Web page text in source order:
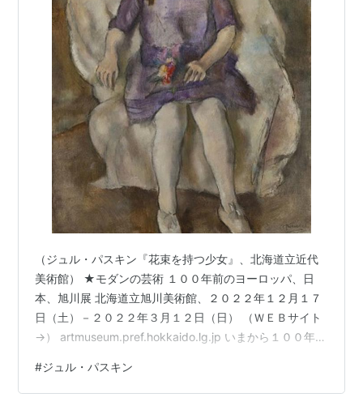
（ジュル・パスキン『花束を持つ少女』、北海道立近代
美術館） ★モダンの芸術 １００年前のヨーロッパ、日
本、旭川展 北海道立旭川美術館、２０２２年１２月１７
日（土）－２０２２年３月１２日（日） （ＷＥＢサイト
→） artmuseum.pref.hokkaido.lg.jp いまから１００年前
この時代、芸術の都として人々を惹きつけていたパリで
は、美術のみならず、音楽、文学、映画、工芸など、様
#ジュル・パスキン